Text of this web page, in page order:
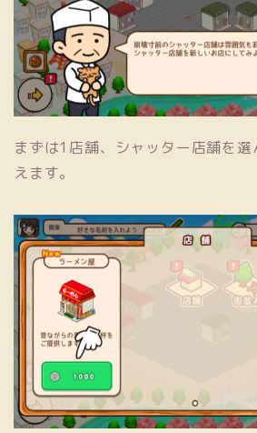
まずは1店舗、シャッター店舗を
えます。